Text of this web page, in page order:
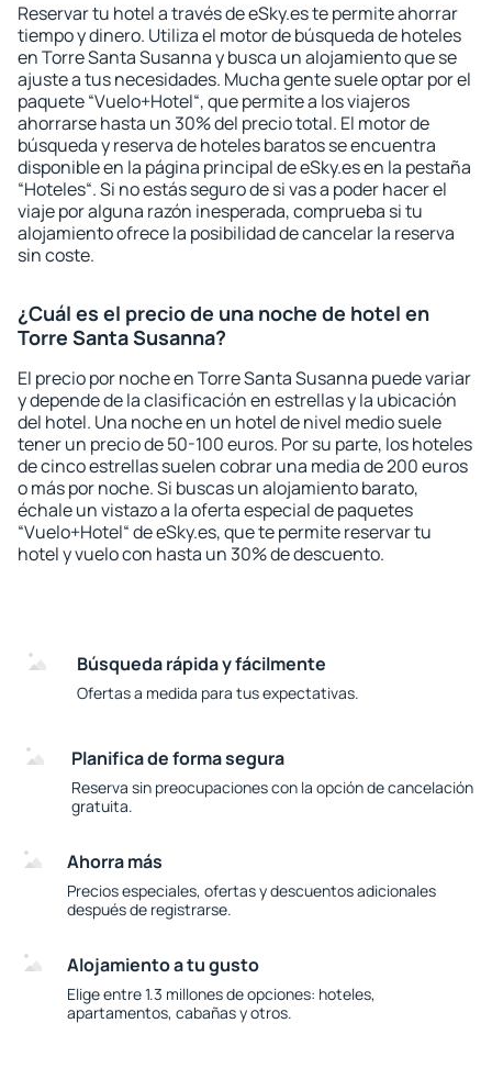
Reservar tu hotel a través de eSky.es te permite ahorrar
tiempo y dinero. Utiliza el motor de búsqueda de hoteles
en Torre Santa Susanna y busca un alojamiento que se
ajuste a tus necesidades. Mucha gente suele optar por el
paquete “Vuelo+Hotel“, que permite a los viajeros
ahorrarse hasta un 30% del precio total. El motor de
búsqueda y reserva de hoteles baratos se encuentra
disponible en la página principal de eSky.es en la pestaña
“Hoteles“. Si no estás seguro de si vas a poder hacer el
viaje por alguna razón inesperada, comprueba si tu
alojamiento ofrece la posibilidad de cancelar la reserva
sin coste.
¿Cuál es el precio de una noche de hotel en
Torre Santa Susanna?
El precio por noche en Torre Santa Susanna puede variar
y depende de la clasificación en estrellas y la ubicación
del hotel. Una noche en un hotel de nivel medio suele
tener un precio de 50-100 euros. Por su parte, los hoteles
de cinco estrellas suelen cobrar una media de 200 euros
o más por noche. Si buscas un alojamiento barato,
échale un vistazo a la oferta especial de paquetes
“Vuelo+Hotel“ de eSky.es, que te permite reservar tu
hotel y vuelo con hasta un 30% de descuento.
Búsqueda rápida y fácilmente
Ofertas a medida para tus expectativas.
Planifica de forma segura
Reserva sin preocupaciones con la opción de cancelación
gratuita.
Ahorra más
Precios especiales, ofertas y descuentos adicionales
después de registrarse.
Alojamiento a tu gusto
Elige entre 1.3 millones de opciones: hoteles,
apartamentos, cabañas y otros.